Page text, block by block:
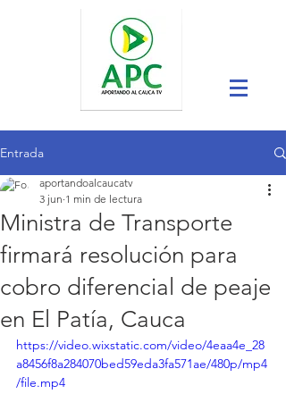
Entrada
Ministra de Transporte
firmará resolución para
cobro diferencial de peaje
en El Patía, Cauca
aportandoalcaucatv
3 jun 1 min de lectura
https://video.wixstatic.com/video/4eaa4e_28
a8456f8a284070bed59eda3fa571ae/480p/mp4
/file.mp4